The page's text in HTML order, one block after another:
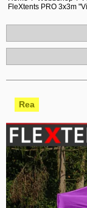
FleXtents PRO 3x3m
Rea